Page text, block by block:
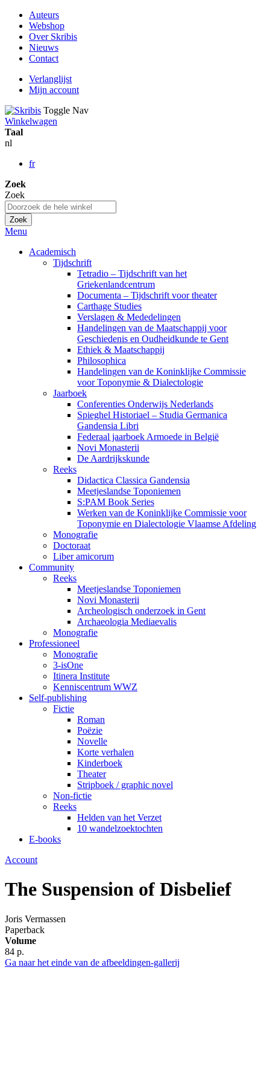
Auteurs
Webshop
Over Skribis
Nieuws
Contact
Verlanglijst
Mijn account
Toggle Nav
Winkelwagen
Taal
nl
fr
Zoek
Zoek
Zoek
Menu
Academisch
Tijdschrift
Tetradio – Tijdschrift van het
Griekenlandcentrum
Documenta – Tijdschrift voor theater
Carthage Studies
Verslagen & Mededelingen
Handelingen van de Maatschappij voor
Geschiedenis en Oudheidkunde te Gent
Ethiek & Maatschappij
Philosophica
Handelingen van de Koninklijke Commissie
voor Toponymie & Dialectologie
Jaarboek
Conferenties Onderwijs Nederlands
Spieghel Historiael – Studia Germanica
Gandensia Libri
Federaal jaarboek Armoede in België
Novi Monasterii
De Aardrijkskunde
Reeks
Didactica Classica Gandensia
Meetjeslandse Toponiemen
S:PAM Book Series
Werken van de Koninklijke Commissie voor
Toponymie en Dialectologie Vlaamse Afdeling
Monografie
Doctoraat
Liber amicorum
Community
Reeks
Meetjeslandse Toponiemen
Novi Monasterii
Archeologisch onderzoek in Gent
Archaeologia Mediaevalis
Monografie
Professioneel
Monografie
3-isOne
Itinera Institute
Kenniscentrum WWZ
Self-publishing
Fictie
Roman
Poëzie
Novelle
Korte verhalen
Kinderboek
Theater
Stripboek / graphic novel
Non-fictie
Reeks
Helden van het Verzet
10 wandelzoektochten
E-books
Account
The Suspension of Disbelief
Joris Vermassen
Paperback
Volume
84 p.
Ga naar het einde van de afbeeldingen-gallerij